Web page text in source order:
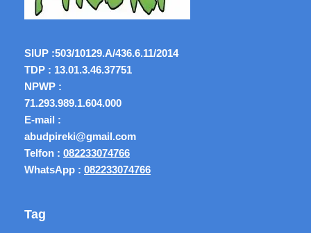
SIUP :503/10129.A/436.6.11/2014
TDP : 13.01.3.46.37751
NPWP :
71.293.989.1.604.000
E-mail :
abudpireki@gmail.com
Telfon : 082233074766
WhatsApp : 082233074766
Tag